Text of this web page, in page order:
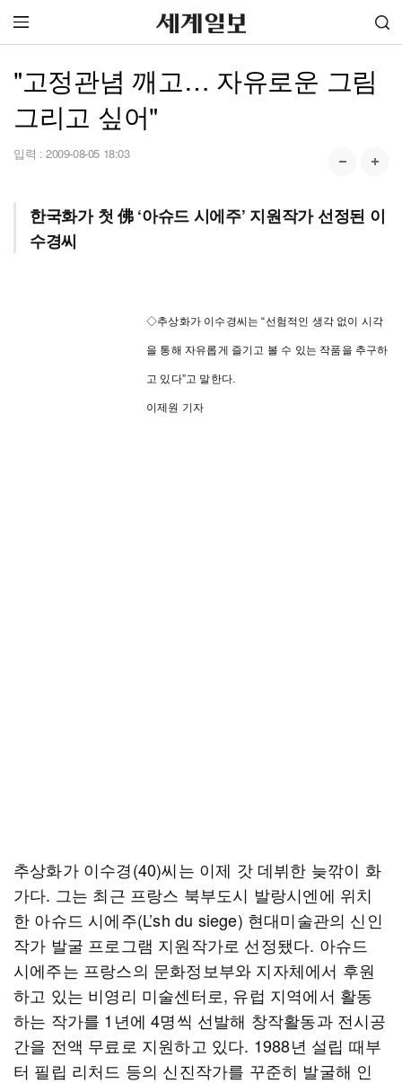
"고정관념 깨고… 자유로운 그림
그리고 싶어"
입력 : 2009-08-05 18:03
한국화가 첫 佛 ‘아슈드 시에주’ 지원작가 선정된 이
수경씨
◇추상화가 이수경씨는 “선험적인 생각 없이 시각
을 통해 자유롭게 즐기고 볼 수 있는 작품을 추구하
고 있다”고 말한다.
이제원 기자
추상화가 이수경(40)씨는 이제 갓 데뷔한 늦깎이 화
가다. 그는 최근 프랑스 북부도시 발랑시엔에 위치
한 아슈드 시에주(L’sh du siege) 현대미술관의 신인
작가 발굴 프로그램 지원작가로 선정됐다. 아슈드
시에주는 프랑스의 문화정보부와 지자체에서 후원
하고 있는 비영리 미술센터로, 유럽 지역에서 활동
하는 작가를 1년에 4명씩 선발해 창작활동과 전시공
간을 전액 무료로 지원하고 있다. 1988년 설립 때부
터 필립 리처드 등의 신진작가를 꾸준히 발굴해 인